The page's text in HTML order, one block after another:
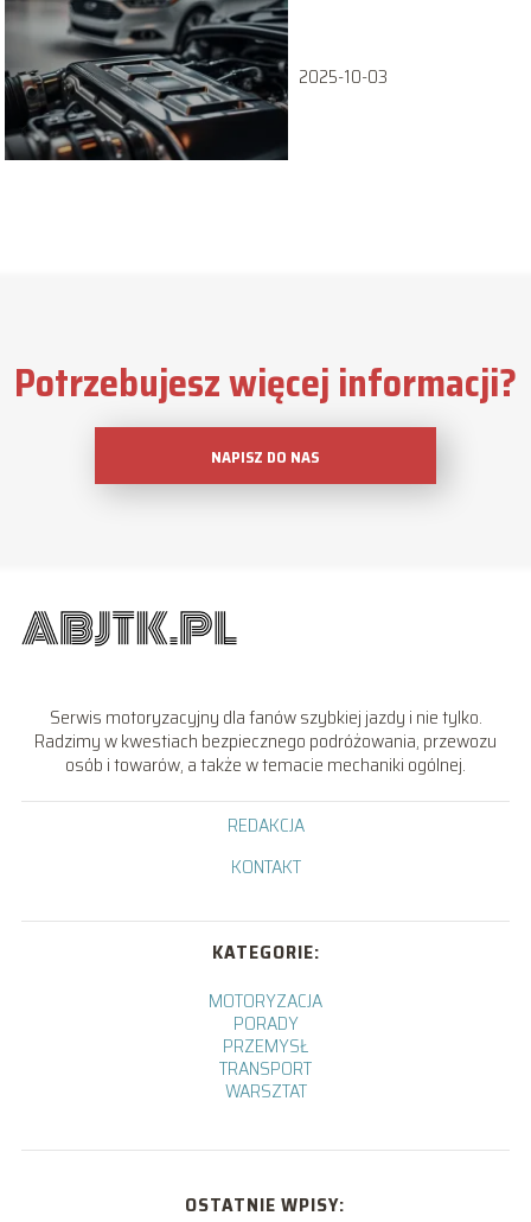
2025-10-03
Potrzebujesz więcej informacji?
NAPISZ DO NAS
Serwis motoryzacyjny dla fanów szybkiej jazdy i nie tylko.
Radzimy w kwestiach bezpiecznego podróżowania, przewozu
osób i towarów, a także w temacie mechaniki ogólnej.
REDAKCJA
KONTAKT
KATEGORIE:
MOTORYZACJA
PORADY
PRZEMYSŁ
TRANSPORT
WARSZTAT
OSTATNIE WPISY: